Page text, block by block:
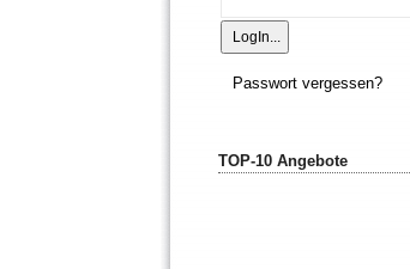
Passwort vergessen?
TOP-10 Angebote